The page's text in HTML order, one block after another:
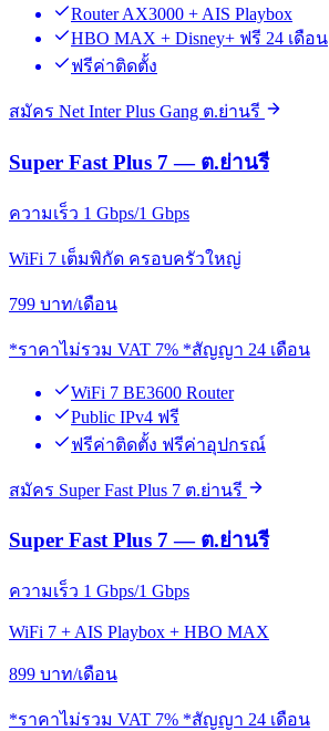
Router AX3000 + AIS Playbox
HBO MAX + Disney+ ฟรี 24 เดือน
ฟรีค่าติดตั้ง
สมัคร Net Inter Plus Gang ต.ย่านรี
Super Fast Plus 7 — ต.ย่านรี
ความเร็ว 1 Gbps/1 Gbps
WiFi 7 เต็มพิกัด ครอบครัวใหญ่
799 บาท/เดือน
*ราคาไม่รวม VAT 7% *สัญญา 24 เดือน
WiFi 7 BE3600 Router
Public IPv4 ฟรี
ฟรีค่าติดตั้ง ฟรีค่าอุปกรณ์
สมัคร Super Fast Plus 7 ต.ย่านรี
Super Fast Plus 7 — ต.ย่านรี
ความเร็ว 1 Gbps/1 Gbps
WiFi 7 + AIS Playbox + HBO MAX
899 บาท/เดือน
*ราคาไม่รวม VAT 7% *สัญญา 24 เดือน